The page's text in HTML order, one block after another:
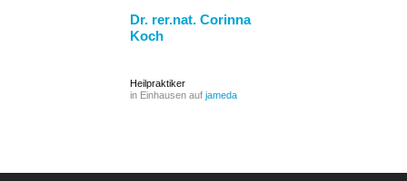
Dr. rer.nat. Corinna
Koch
Heilpraktiker
in Einhausen auf jameda